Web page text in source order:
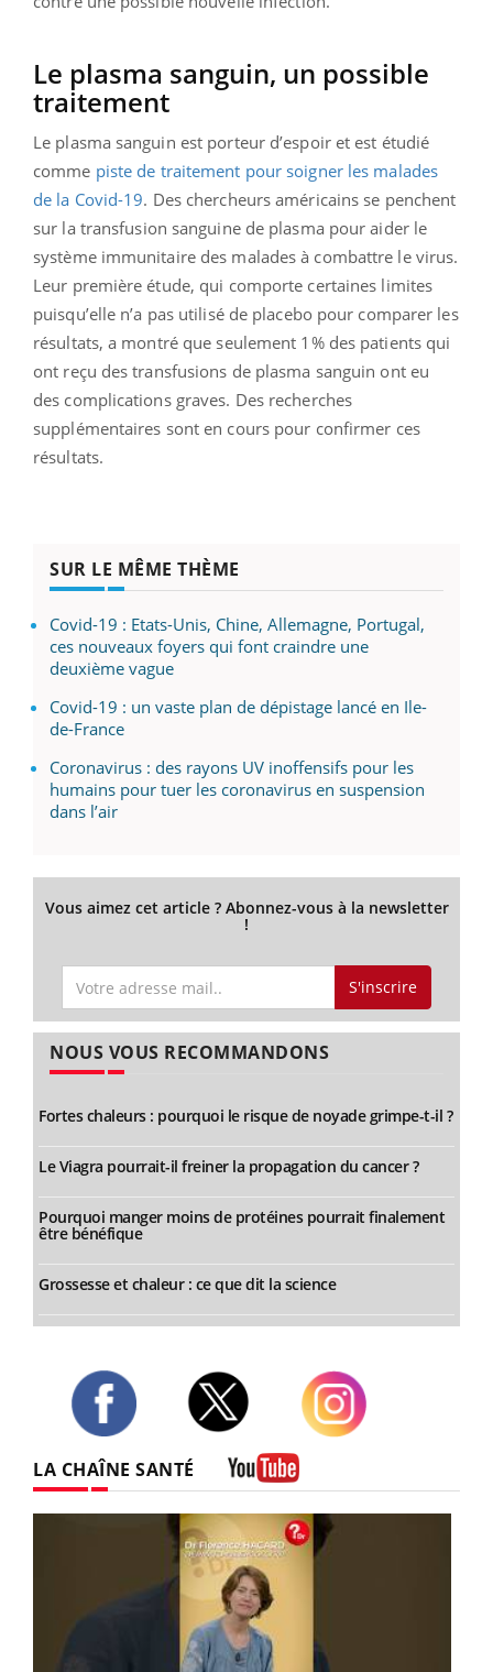
Le plasma sanguin, un possible
traitement
Le plasma sanguin est porteur d’espoir et est étudié
comme piste de traitement pour soigner les malades
de la Covid-19. Des chercheurs américains se penchent
sur la transfusion sanguine de plasma pour aider le
système immunitaire des malades à combattre le virus.
Leur première étude, qui comporte certaines limites
puisqu’elle n’a pas utilisé de placebo pour comparer les
résultats, a montré que seulement 1% des patients qui
ont reçu des transfusions de plasma sanguin ont eu
des complications graves. Des recherches
supplémentaires sont en cours pour confirmer ces
résultats.
SUR LE MÊME THÈME
Covid-19 : Etats-Unis, Chine, Allemagne, Portugal,
ces nouveaux foyers qui font craindre une
deuxième vague
Covid-19 : un vaste plan de dépistage lancé en Ile-
de-France
Coronavirus : des rayons UV inoffensifs pour les
humains pour tuer les coronavirus en suspension
dans l’air
Vous aimez cet article ? Abonnez-vous à la newsletter
!
S'inscrire
NOUS VOUS RECOMMANDONS
Fortes chaleurs : pourquoi le risque de noyade grimpe-t-il ?
Le Viagra pourrait-il freiner la propagation du cancer ?
Pourquoi manger moins de protéines pourrait finalement
être bénéfique
Grossesse et chaleur : ce que dit la science
LA CHAÎNE SANTÉ